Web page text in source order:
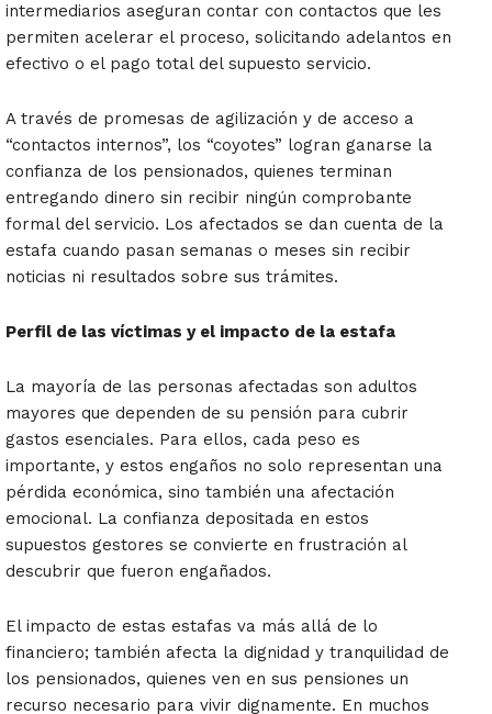
intermediarios aseguran contar con contactos que les
permiten acelerar el proceso, solicitando adelantos en
efectivo o el pago total del supuesto servicio.
A través de promesas de agilización y de acceso a
“contactos internos”, los “coyotes” logran ganarse la
confianza de los pensionados, quienes terminan
entregando dinero sin recibir ningún comprobante
formal del servicio. Los afectados se dan cuenta de la
estafa cuando pasan semanas o meses sin recibir
noticias ni resultados sobre sus trámites.
Perfil de las víctimas y el impacto de la estafa
La mayoría de las personas afectadas son adultos
mayores que dependen de su pensión para cubrir
gastos esenciales. Para ellos, cada peso es
importante, y estos engaños no solo representan una
pérdida económica, sino también una afectación
emocional. La confianza depositada en estos
supuestos gestores se convierte en frustración al
descubrir que fueron engañados.
El impacto de estas estafas va más allá de lo
financiero; también afecta la dignidad y tranquilidad de
los pensionados, quienes ven en sus pensiones un
recurso necesario para vivir dignamente. En muchos